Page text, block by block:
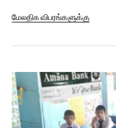
Awards Ceremony
மேலதிக விபரங்களுக்கு